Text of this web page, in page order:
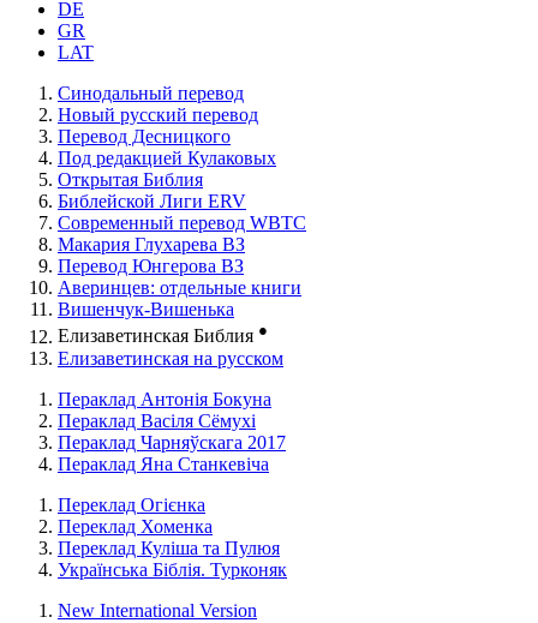
DE
GR
LAT
Синодальный перевод
Новый русский перевод
Перевод Десницкого
Под редакцией Кулаковых
Открытая Библия
Библейской Лиги ERV
Cовременный перевод WBTC
Макария Глухарева ВЗ
Перевод Юнгерова ВЗ
Аверинцев: отдельные книги
Вишенчук-Вишенька
Елизаветинская Библия ●
Елизаветинская на русском
Пераклад Антонія Бокуна
Пераклад Васіля Сёмухі
Пераклад Чарняўскага 2017
Пераклад Яна Станкевіча
Переклад Огієнка
Переклад Хоменка
Переклад Куліша та Пулюя
Українська Біблія. Турконяк
New International Version